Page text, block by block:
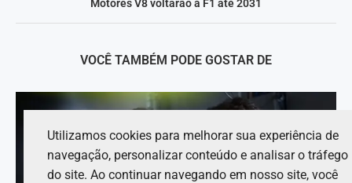
Motores V8 voltarão à F1 até 2031
VOCÊ TAMBÉM PODE GOSTAR DE
Utilizamos cookies para melhorar sua experiência de
navegação, personalizar conteúdo e analisar o tráfego
do site. Ao continuar navegando em nosso site, você